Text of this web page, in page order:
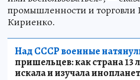
промышленности и торговли
Кириенко.
Над СССР военные
пришельцев: как страна 13
искала и изучала